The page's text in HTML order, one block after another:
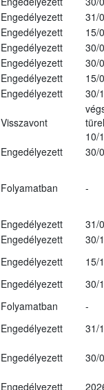
Engedélyezett
31/
Engedélyezett
15/
Engedélyezett
30/
Engedélyezett
30/
Engedélyezett
15/
Engedélyezett
30/
Visszavont
10/
Engedélyezett
30/
Folyamatban -
Engedélyezett
31/
Engedélyezett
30/
Engedélyezett
15/
Engedélyezett
30/
Folyamatban
-
Engedélyezett
31/
Engedélyezett 30/
Engedélyezett